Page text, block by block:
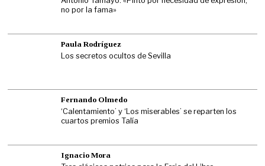
no por la fama»
Paula Rodríguez
Los secretos ocultos de Sevilla
Fernando Olmedo
‘Calentamiento’ y ‘Los miserables’ se reparten los
cuartos premios Talía
Ignacio Mora